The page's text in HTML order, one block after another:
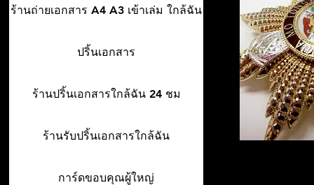
ร้านถ่ายเอกสาร A4 A3 เข้าเล่ม ใกล้ฉัน
ปริ้นเอกสาร
ร้านปริ้นเอกสารใกล้ฉัน 24 ชม
ร้านรับปริ้นเอกสารใกล้ฉัน
การ์ดขอบคุณผู้ใหญ่